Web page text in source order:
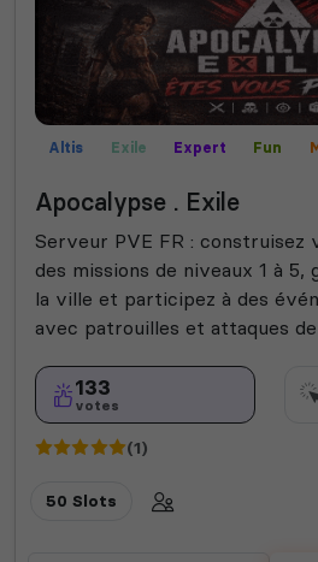
Altis Exile Expert Fun
Apocalypse . Exile
Serveur PVE FR : construisez
des missions de niveaux 1 à
la ville et participez à des
avec patrouilles et attaques de
133
votes
(1)
50 Slots